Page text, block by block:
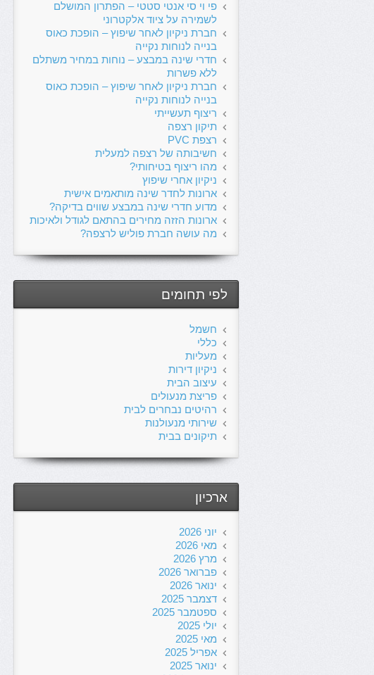
פי וי סי אנטי סטטי – הפתרון המושלם
לשמירה על ציוד אלקטרוני
חברת ניקיון לאחר שיפוץ – הופכת כאוס
בנייה לנוחות נקייה
חדרי שינה במבצע – נוחות במחיר משתלם
ללא פשרות
חברת ניקיון לאחר שיפוץ – הופכת כאוס
בנייה לנוחות נקייה
ריצוף תעשייתי
תיקון רצפה
רצפת PVC
חשיבותה של רצפה למעלית
מהו ריצוף בטיחותי?
ניקיון אחרי שיפוץ
ארונות לחדר שינה מותאמים אישית
מדוע חדרי שינה במבצע שווים בדיקה?
ארונות הזזה מחירים בהתאם לגודל ולאיכות
מה עושה חברת פוליש לרצפה?
לפי תחומים
חשמל
כללי
מעליות
ניקיון דירות
עיצוב הבית
פריצת מנעולים
רהיטים נבחרים לבית
שירותי מנעולנות
תיקונים בבית
ארכיון
יוני 2026
מאי 2026
מרץ 2026
פברואר 2026
ינואר 2026
דצמבר 2025
ספטמבר 2025
יולי 2025
מאי 2025
אפריל 2025
ינואר 2025